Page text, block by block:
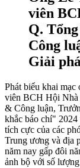
viên
Q.
Công
Giải
Phát biểu khai
viên BCH Hội Nhà
& Công luận,
khắc báo chí" 2024
tích cực của các
Trung ương và địa
năm nay gấp đôi
ảnh bộ với số